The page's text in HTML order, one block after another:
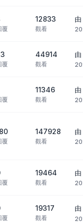
覆
12833
觀看
由
覆
44914
觀看
由
覆
11346
觀看
由
覆
147928
觀看
由
覆
19464
觀看
由
覆
19317
觀看
由